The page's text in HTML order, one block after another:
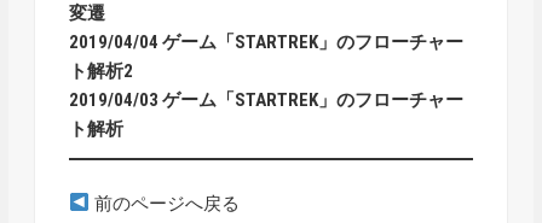
変遷
2019/04/04ゲーム「STARTREK」のフローチャー
ト解析2
2019/04/03ゲーム「STARTREK」のフローチャー
ト解析
前のページへ戻る